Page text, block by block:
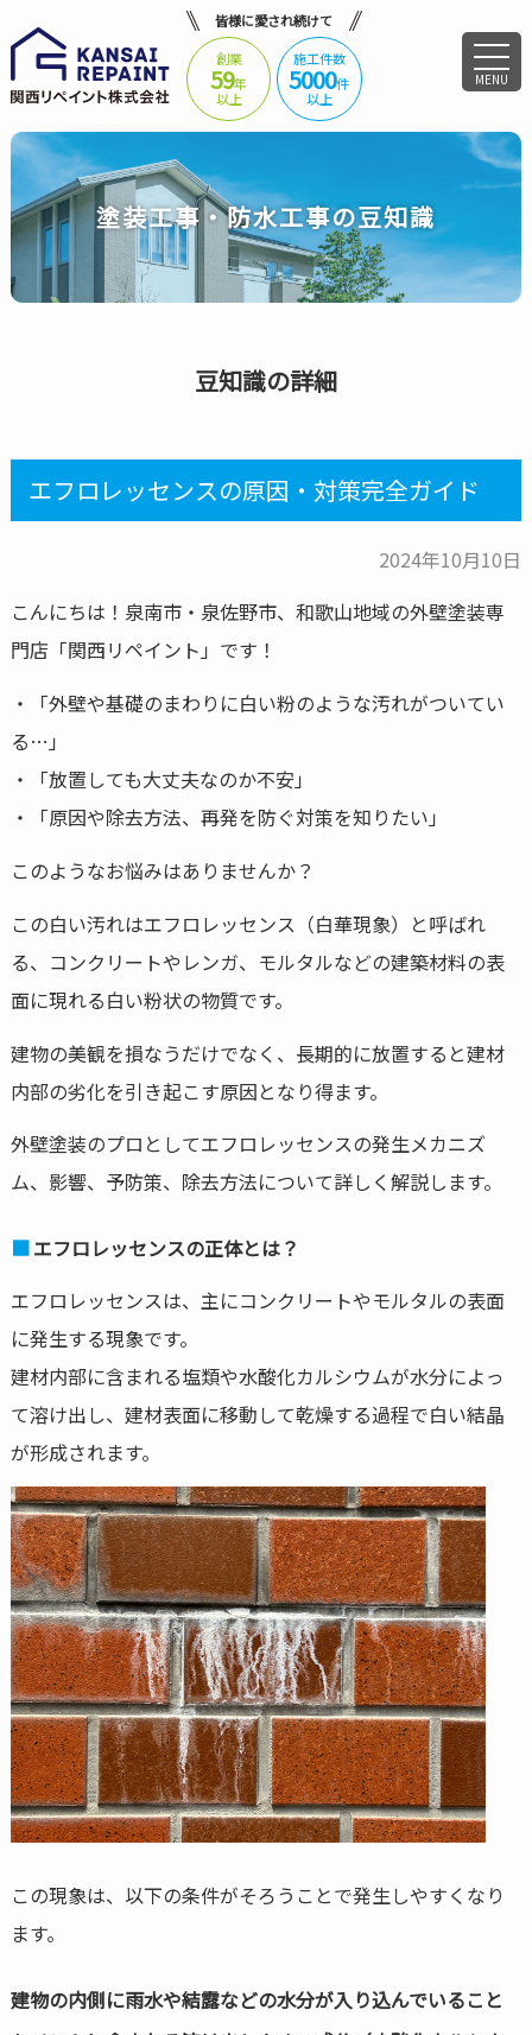
皆様に愛され続けて
創業
59年
以上
施工件数
5000件
以上
MENU
塗装工事・防水工事の豆知識
豆知識の詳細
エフロレッセンスの原因・対策完全ガイド
2024年10月10日
こんにちは！泉南市・泉佐野市、和歌山地域の外壁塗装専
門店「関西リペイント」です！
・「外壁や基礎のまわりに白い粉のような汚れがついてい
る…」
・「放置しても大丈夫なのか不安」
・「原因や除去方法、再発を防ぐ対策を知りたい」
このようなお悩みはありませんか？
この白い汚れはエフロレッセンス（白華現象）と呼ばれ
る、コンクリートやレンガ、モルタルなどの建築材料の表
面に現れる白い粉状の物質です。
建物の美観を損なうだけでなく、長期的に放置すると建材
内部の劣化を引き起こす原因となり得ます。
外壁塗装のプロとしてエフロレッセンスの発生メカニズ
ム、影響、予防策、除去方法について詳しく解説します。
エフロレッセンスの正体とは？
エフロレッセンスは、主にコンクリートやモルタルの表面
に発生する現象です。
建材内部に含まれる塩類や水酸化カルシウムが水分によっ
て溶け出し、建材表面に移動して乾燥する過程で白い結晶
が形成されます。
この現象は、以下の条件がそろうことで発生しやすくなり
ます。
建物の内側に雨水や結露などの水分が入り込んでいること